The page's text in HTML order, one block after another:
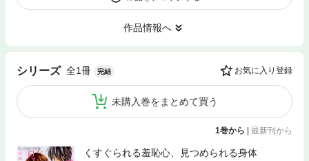
作品情報へ
シリーズ 全1冊 完結 お気に入り登録
未購入巻をまとめて買う
1巻から 最新刊から
くすぐられる羞恥心、見つめられる身体